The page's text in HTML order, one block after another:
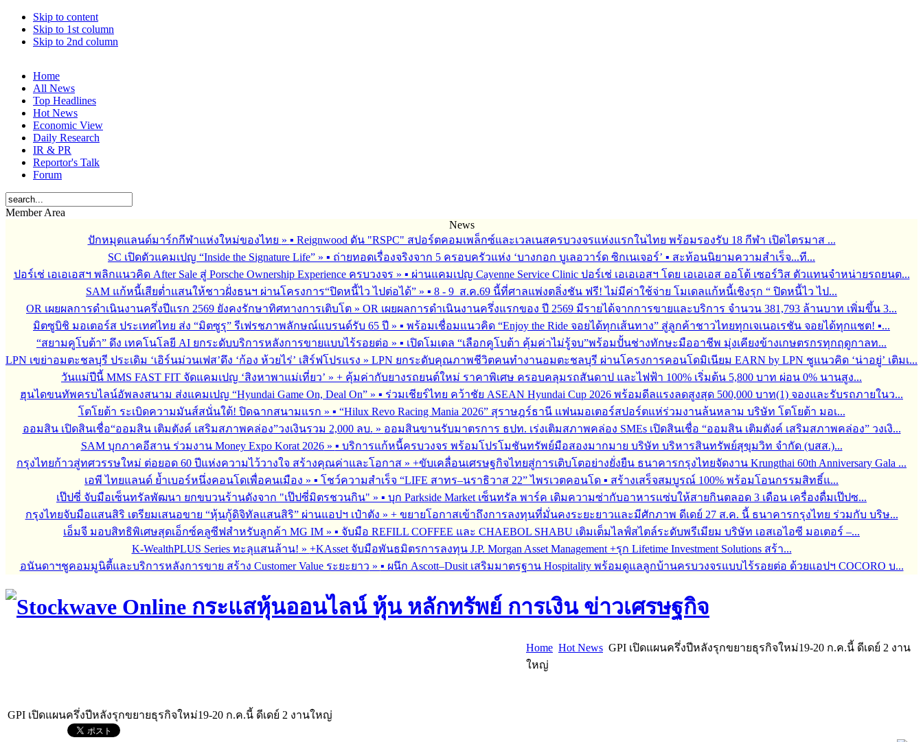
Skip to content
Skip to 1st column
Skip to 2nd column
Home
All News
Top Headlines
Hot News
Economic View
Daily Research
IR & PR
Reportor's Talk
Forum
Member Area
News
ปักหมุดแลนด์มาร์กกีฬาแห่งใหม่ของไทย » ▪︎ Reignwood ดัน "RSPC" สปอร์ตคอมเพล็กซ์และเวลเนสครบวงจรแห่งแรกในไทย พร้อมรองรับ 18 กีฬา เปิดไตรมาส ...
SC เปิดตัวแคมเปญ “Inside the Signature Life” » ▪︎ ถ่ายทอดเรื่องจริงจาก 5 ครอบครัวแห่ง ‘บางกอก บูเลอวาร์ด ซิกเนเจอร์’ ▪︎ สะท้อนนิยามความสำเร็จ...ที...
ปอร์เช่ เอเอเอสฯ พลิกแนวคิด After Sale สู่ Porsche Ownership Experience ครบวงจร » ▪︎ ผ่านแคมเปญ Cayenne Service Clinic ปอร์เช่ เอเอเอสฯ โดย เอเอเอส ออโต้ เซอร์วิส ตัวแทนจำหน่ายรถยนต...
SAM แก้หนี้เสียต่ำแสนให้ชาวฝั่งธนฯ ผ่านโครงการ“ปิดหนี้ไว ไปต่อได้” » ▪︎ 8 - 9 ส.ค.69 นี้ที่ศาลแพ่งตลิ่งชัน ฟรี! ไม่มีค่าใช้จ่าย โมเดลแก้หนี้เชิงรุก “ ปิดหนี้ไว ไป...
OR เผยผลการดำเนินงานครึ่งปีแรก 2569 ยังคงรักษาทิศทางการเติบโต » OR เผยผลการดำเนินงานครึ่งแรกของ ปี 2569 มีรายได้จากการขายและบริการ จำนวน 381,793 ล้านบาท เพิ่มขึ้น 3...
มิตซูบิชิ มอเตอร์ส ประเทศไทย ส่ง “มิตซูรุ” รีเฟรชภาพลักษณ์แบรนด์รับ 65 ปี » ▪︎ พร้อมเชื่อมแนวคิด “Enjoy the Ride จอยได้ทุกเส้นทาง” สู่ลูกค้าชาวไทยทุกเจเนอเรชัน จอยได้ทุกแชต! ▪...
“สยามคูโบต้า” ดึง เทคโนโลยี AI ยกระดับบริการหลังการขายแบบไร้รอยต่อ » ▪︎ เปิดโมเดล “เลือกคูโบต้า คุ้มค่าไม่รู้จบ”พร้อมปั้นช่างทักษะมืออาชีพ มุ่งเคียงข้างเกษตรกรทุกฤดูกาลท...
LPN เขย่าอมตะชลบุรี ประเดิม ‘เอิร์นม่วนเฟส’ดึง ‘ก้อง ห้วยไร่’ เสิร์ฟโปรแรง » LPN ยกระดับคุณภาพชีวิตคนทำงานอมตะชลบุรี ผ่านโครงการคอนโดมิเนียม EARN by LPN ชูแนวคิด ‘น่าอยู่’ เติมเ...
วันแม่ปีนี้ MMS FAST FIT จัดแคมเปญ ‘สิงหาพาแม่เที่ยว’ » + คุ้มค่ากับยางรถยนต์ใหม่ ราคาพิเศษ ครอบคลุมรถสันดาป และไฟฟ้า 100% เริ่มต้น 5,800 บาท ผ่อน 0% นานสูง...
ฮุนไดขนทัพครบไลน์อัพลงสนาม ส่งแคมเปญ “Hyundai Game On, Deal On” » ▪︎ ร่วมเชียร์ไทย คว้าชัย ASEAN Hyundai Cup 2026 พร้อมดีลแรงลดสูงสุด 500,000 บาท(1) จองและรับรถภายในว...
โตโยต้า ระเบิดความมันส์สนั่นใต้! ปิดฉากสนามแรก » ▪︎ “Hilux Revo Racing Mania 2026” สุราษฎร์ธานี แฟนมอเตอร์สปอร์ตแห่ร่วมงานล้นหลาม บริษัท โตโยต้า มอเ...
ออมสิน เปิดสินเชื่อ“ออมสิน เติมตังค์ เสริมสภาพคล่อง”วงเงินรวม 2,000 ลบ. » ออมสินขานรับมาตรการ ธปท. เร่งเติมสภาพคล่อง SMEs เปิดสินเชื่อ “ออมสิน เติมตังค์ เสริมสภาพคล่อง” วงเงิ...
SAM บุกภาคอีสาน ร่วมงาน Money Expo Korat 2026» ▪︎ บริการแก้หนี้ครบวงจร พร้อมโปรโมชันทรัพย์มือสองมากมาย บริษัท บริหารสินทรัพย์สุขุมวิท จำกัด (บสส.)...
กรุงไทยก้าวสู่ทศวรรษใหม่ ต่อยอด 60 ปีแห่งความไว้วางใจ สร้างคุณค่าและโอกาส » +ขับเคลื่อนเศรษฐกิจไทยสู่การเติบโตอย่างยั่งยืน ธนาคารกรุงไทยจัดงาน Krungthai 60th Anniversary Gala ...
เอพี ไทยแลนด์ ย้ำเบอร์หนึ่งคอนโดเพื่อคนเมือง » ▪︎ โชว์ความสำเร็จ “LIFE สาทร–นราธิวาส 22” ไพรเวตคอนโด ▪︎ สร้างเสร็จสมบูรณ์ 100% พร้อมโอนกรรมสิทธิ์แ...
เป๊ปซี่ จับมือเซ็นทรัลพัฒนา ยกขบวนร้านดังจาก "เป๊ปซี่มิตรชวนกิน" » ▪︎ บุก Parkside Market เซ็นทรัล พาร์ค เติมความซ่ากับอาหารแซ่บให้สายกินตลอด 3 เดือน เครื่องดื่มเป๊ปซ...
กรุงไทยจับมือแสนสิริ เตรียมเสนอขาย “หุ้นกู้ดิจิทัลแสนสิริ” ผ่านแอปฯ เป๋าตัง » + ขยายโอกาสเข้าถึงการลงทุนที่มั่นคงระยะยาวและมีศักภาพ ดีเดย์ 27 ส.ค. นี้ ธนาคารกรุงไทย ร่วมกับ บริษ...
เอ็มจี มอบสิทธิพิเศษสุดเอ็กซ์คลูซีฟสำหรับลูกค้า MG IM » ▪︎ จับมือ REFILL COFFEE และ CHAEBOL SHABU เติมเต็มไลฟ์สไตล์ระดับพรีเมียม บริษัท เอสเอไอซี มอเตอร์ –...
K-WealthPLUS Series ทะลุแสนล้าน! » +KAsset จับมือพันธมิตรการลงทุน J.P. Morgan Asset Management +รุก Lifetime Investment Solutions สร้า...
อนันดาฯชูคอมมูนิตี้และบริการหลังการขาย สร้าง Customer Value ระยะยาว » ▪︎ ผนึก Ascott–Dusit เสริมมาตรฐาน Hospitality พร้อมดูแลลูกบ้านครบวงจรแบบไร้รอยต่อ ด้วยแอปฯ COCORO บ...
Home Hot News GPI เปิดแผนครึ่งปีหลังรุกขยายธุรกิจใหม่19-20 ก.ค.นี้ ดีเดย์ 2 งาน
ใหญ่
GPI เปิดแผนครึ่งปีหลังรุกขยายธุรกิจใหม่19-20 ก.ค.นี้ ดีเดย์ 2 งานใหญ่